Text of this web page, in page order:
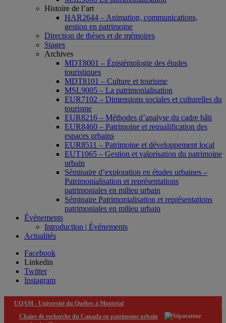
Histoire de l’art
HAR2644 – Animation, communications,
gestion en patrimoine
Direction de thèses et de mémoires
Stages
Archives
MDT8001 – Épistémologie des études
touristiques
MDT8101 – Culture et tourisme
MSL9005 – La patrimonialisation
EUR7102 – Dimensions sociales et culturelles du
tourisme
EUR8216 – Méthodes d’analyse du cadre bâti
EUR8460 – Patrimoine et requalification des
espaces urbains
EUR8511 – Patrimoine et développement local
EUT1065 – Gestion et valorisation du patrimoine
urbain
Séminaire d’exploration en études urbaines –
Patrimonialisation et représentations
patrimoniales en milieu urbain
Séminaire Patrimonialisation et représentations
patrimoniales en milieu urbain
Événements
Introduction | Événements
Actualités
Facebook
Linkedin
Twitter
Instagram
UQAM - Université du Québec à Montréal
Chaire de recherche du Canada en patrimoine urbain